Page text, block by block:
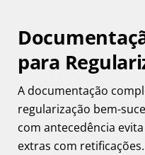
para
A documentação
regularização bem-
com antecedência
extras com retificações.